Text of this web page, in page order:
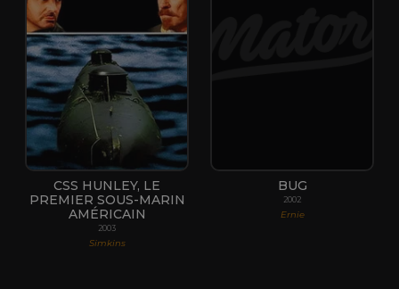
CSS HUNLEY, LE
PREMIER SOUS-MARIN
AMÉRICAIN
2003
Simkins
BUG
2002
Ernie